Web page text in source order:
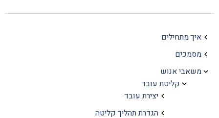
איך מתחילים
מסמכים
משאבי אנוש
קליטת עובד
יצירת עובד
הגדרת תהליך קליטה